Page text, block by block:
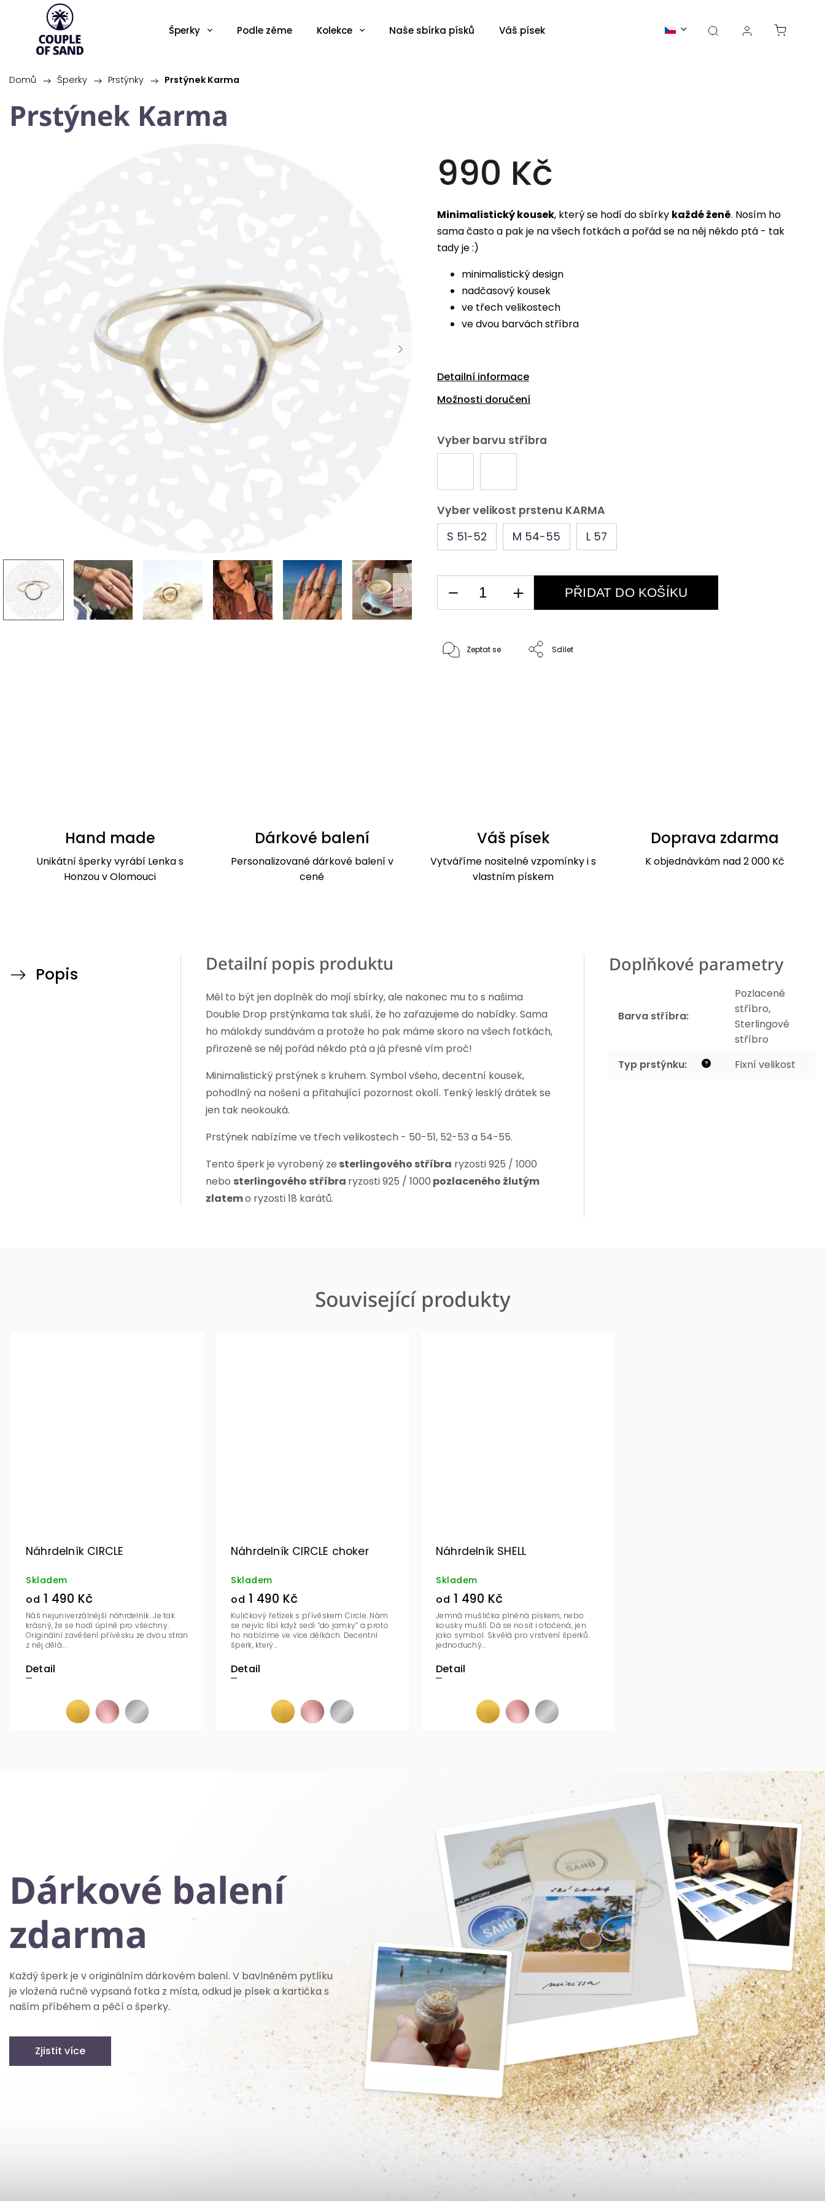
Šperky Podle zěme Kolekce Naše sbírka písků Váš písek Kontakt
Domů / Šperky / Prstýnky / Prstýnek Karma
Prstýnek Karma
990 Kč
Minimalistický kousek, který se hodí do sbírky každé ženě. Nosím ho
sama často a pak je na všech fotkách a pořád se na něj někdo ptá - tak
tady je :)
minimalistický design
nadčasový kousek
ve třech velikostech
ve dvou barvách stříbra
Detailní informace
Možnosti doručení
Vyber barvu stříbra
Vyber velikost prstenu KARMA
S 51-52
M 54-55 L 57
PŘIDAT DO KOŠÍKU
Zeptat se Sdílet
Hand made
Unikátní šperky vyrábí Lenka s
Honzou v Olomouci
Dárkové balení
Personalizované dárkové balení v
ceně
Váš písek
Vytváříme nositelné vzpomínky i s
vlastním pískem
Doprava zdarma
K objednávkám nad 2 000 Kč
Popis Detailní popis produktu
Měl to být jen doplněk do mojí sbírky, ale nakonec mu to s našima
Double Drop prstýnkama tak sluší, že ho zařazujeme do nabídky. Sama
ho málokdy sundávám a protože ho pak máme skoro na všech fotkách,
přirozeně se něj pořád někdo ptá a já přesně vím proč!
Minimalistický prstýnek s kruhem. Symbol všeho, decentní kousek,
pohodlný na nošení a přitahující pozornost okolí. Tenký lesklý drátek se
jen tak neokouká.
Prstýnek nabízíme ve třech velikostech - 50-51, 52-53 a 54-55.
Tento šperk je vyrobený ze sterlingového stříbra ryzosti 925 / 1000
nebo sterlingového stříbra ryzosti 925 / 1000 pozlaceného žlutým
zlatemo ryzosti 18 karátů.
Doplňkové parametry
Barva stříbra:
Pozlacené
stříbro,
Sterlingové
stříbro
?
Typ prstýnku: Fixní velikost
Související produkty
Náhrdelník CIRCLE
Skladem
od 1 490 Kč
Detail
Náš nejuniverzálnější náhrdelník. Je tak
krásný, že se hodí úplně pro všechny.
Originální zavěšení přívěsku ze dvou stran
z něj dělá...
Náhrdelník CIRCLE choker
Skladem
od 1 490 Kč
Detail
Kuličkový řetízek s přívěskem Circle. Nám
se nejvíc líbí když sedí “do jamky” a proto
ho nabízíme ve více délkách. Decentní
šperk, který...
Náhrdelník SHELL
Skladem
od 1 490 Kč
Detail
Jemná mušlička plněná pískem, nebo
kousky mušlí. Dá se nosit i otočená, jen
jako symbol. Skvělá pro vrstvení šperků.
jednoduchý...
Dárkové balení
zdarma
Každý šperk je v originálním dárkovém balení. V bavlněném pytlíku
je vložená ručně vypsaná fotka z místa, odkud je písek a kartička s
naším příběhem a pěčí o šperky.
Zjistit více